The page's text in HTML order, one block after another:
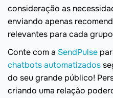
consideração as
enviando apenas
relevantes para cada
Conte com a SendPulse
chatbots automatizados
do seu grande público!
criando uma relação